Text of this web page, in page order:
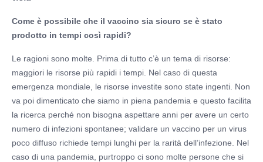
Come è possibile che il vaccino sia sicuro se è stato
prodotto in tempi così rapidi?
Le ragioni sono molte. Prima di tutto c’è un tema di risorse:
maggiori le risorse più rapidi i tempi. Nel caso di questa
emergenza mondiale, le risorse investite sono state ingenti. Non
va poi dimenticato che siamo in piena pandemia e questo facilita
la ricerca perché non bisogna aspettare anni per avere un certo
numero di infezioni spontanee; validare un vaccino per un virus
poco diffuso richiede tempi lunghi per la rarità dell’infezione. Nel
caso di una pandemia, purtroppo ci sono molte persone che si